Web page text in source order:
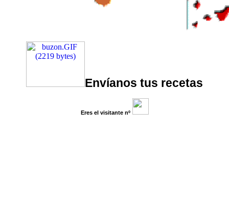
Envíanos tus recetas
Eres el visitante nº